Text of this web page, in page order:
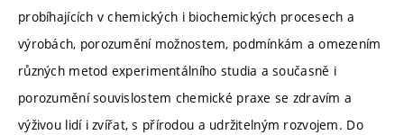
probíhajících v chemických i biochemických procesech a
výrobách, porozumění možnostem, podmínkám a omezením
různých metod experimentálního studia a současně i
porozumění souvislostem chemické praxe se zdravím a
výživou lidí i zvířat, s přírodou a udržitelným rozvojem. Do